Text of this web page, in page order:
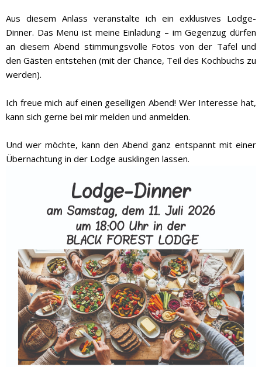
Aus diesem Anlass veranstalte ich ein exklusives Lodge-
Dinner. Das Menü ist meine Einladung – im Gegenzug dürfen
an diesem Abend stimmungsvolle Fotos von der Tafel und
den Gästen entstehen (mit der Chance, Teil des Kochbuchs zu
werden).
Ich freue mich auf einen geselligen Abend! Wer Interesse hat,
kann sich gerne bei mir melden und anmelden.
Und wer möchte, kann den Abend ganz entspannt mit einer
Übernachtung in der Lodge ausklingen lassen.